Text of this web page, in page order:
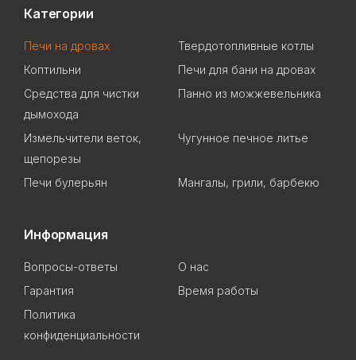
Категории
Печи на дровах
Твердотопливные котлы
Коптильни
Печи для бани на дровах
Cредства для чистки
дымохода
Панно из можжевельника
Измельчители веток,
щепорезы
Чугунное печное литье
Печи булерьян Мангалы, грили, барбекю
Информация
Вопросы-ответы
О нас
Гарантия
Время работы
Политика
конфиденциальности